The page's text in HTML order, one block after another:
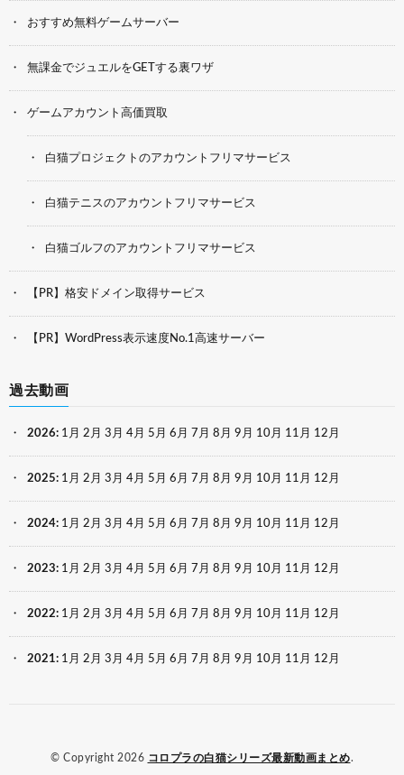
おすすめ無料ゲームサーバー
無課金でジュエルをGETする裏ワザ
ゲームアカウント高価買取
白猫プロジェクトのアカウントフリマサービス
白猫テニスのアカウントフリマサービス
白猫ゴルフのアカウントフリマサービス
【PR】格安ドメイン取得サービス
【PR】WordPress表示速度No.1高速サーバー
過去動画
2026: 1月 2月 3月 4月 5月 6月 7月 8月 9月 10月 11月 12月
2025: 1月 2月 3月 4月 5月 6月 7月 8月 9月 10月 11月 12月
2024: 1月 2月 3月 4月 5月 6月 7月 8月 9月 10月 11月 12月
2023: 1月 2月 3月 4月 5月 6月 7月 8月 9月 10月 11月 12月
2022: 1月 2月 3月 4月 5月 6月 7月 8月 9月 10月 11月 12月
2021: 1月 2月 3月 4月 5月 6月 7月 8月 9月 10月 11月 12月
© Copyright 2026 コロプラの白猫シリーズ最新動画まとめ.